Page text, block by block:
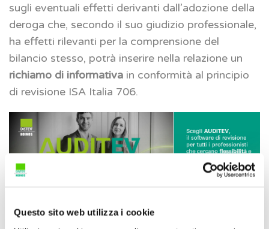
Questo sito web utilizza i cookie
sugli eventuali effetti derivanti dall’adozione della
deroga che, secondo il suo giudizio professionale,
ha effetti rilevanti per la comprensione del
bilancio stesso, potrà inserire nella relazione un
richiamo di informativa in conformità al principio
di revisione ISA Italia 706.
Contabilizzazione dei ricavi